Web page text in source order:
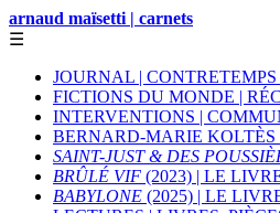
arnaud maïsetti | carnets
☰
JOURNAL | CONTRETEMPS
FICTIONS DU MONDE |
INTERVENTIONS |
BERNARD-MARIE KOLTÈS
SAINT-JUST & DES
BRÛLÉ VIF (2023) | LE
BABYLONE (2025) | LE